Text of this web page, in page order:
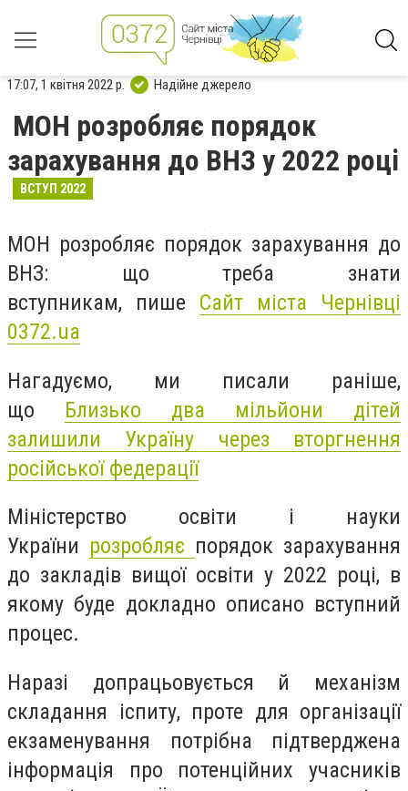
17:07, 1 квітня 2022 р. Надійне джерело
МОН розробляє порядок
зарахування до ВНЗ у 2022 році
ВСТУП 2022
МОН розробляє порядок зарахування до
ВНЗ: що треба знати
вступникам, пише Сайт міста Чернівці
0372.ua
Нагадуємо, ми писали раніше,
що Близько два мільйони дітей
залишили Україну через вторгнення
російської федерації
Міністерство освіти і науки
України розробляє порядок зарахування
до закладів вищої освіти у 2022 році, в
якому буде докладно описано вступний
процес.
Наразі допрацьовується й механізм
складання іспиту, проте для організації
екзаменування потрібна підтверджена
інформація про потенційних учасників